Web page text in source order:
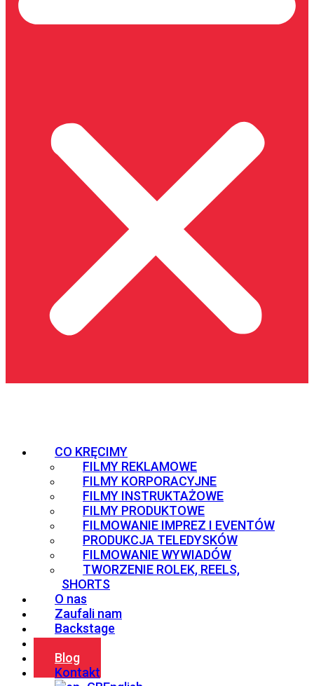
CO KRĘCIMY
FILMY REKLAMOWE
FILMY KORPORACYJNE
FILMY INSTRUKTAŻOWE
FILMY PRODUKTOWE
FILMOWANIE IMPREZ I EVENTÓW
PRODUKCJA TELEDYSKÓW
FILMOWANIE WYWIADÓW
TWORZENIE ROLEK, REELS,
SHORTS
O nas
Zaufali nam
Backstage
Blog
Kontakt